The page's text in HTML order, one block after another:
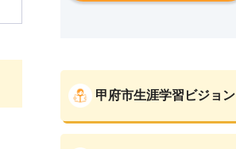
甲府市生涯学習ビジョン